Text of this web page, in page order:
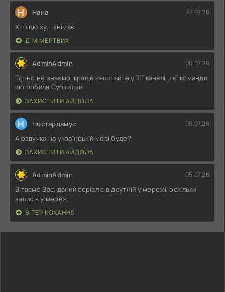
Н Нана 27.07.26
Хто цю ху....знімає
ДІМ МЕРТВИХ
AdminAdmin 06.07.26
Точно не знаємо, краще запитайте у ТГ каналі цієї команди
що робила Субтитри
ЗАХИСТИТИ АЙДОЛА
Н Ностардамус 06.07.26
А озвучка на українській мові буде?
ЗАХИСТИТИ АЙДОЛА
AdminAdmin 05.07.26
Вітаємо Вас, даний серіал є відсутній у мережі, оскільки
записів у мережі
ВІТЕР КОХАННЯ